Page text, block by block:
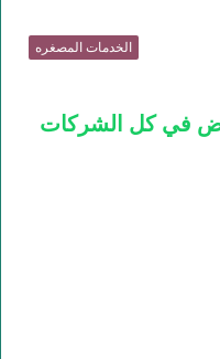
الخدمات المصغره
في كل الشركات